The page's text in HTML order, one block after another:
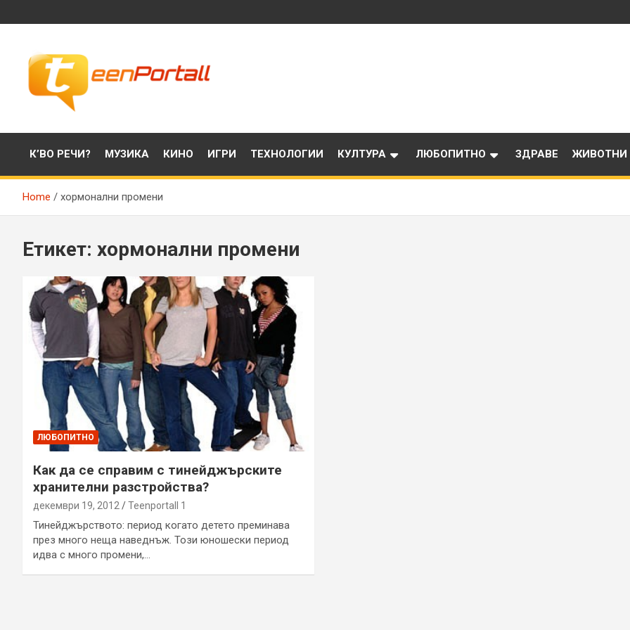
to
TeenPortall
К’ВО РЕЧИ? МУЗИКА КИНО ИГРИ ТЕХНОЛОГИИ КУЛТУРА ЛЮБОПИТНО ЗДРАВЕ ЖИВОТНИ
Home хормонални промени
Етикет: хормонални промени
ЛЮБОПИТНО
Как да се справим с тинейджърските
хранителни разстройства?
декември 19, 2012 Teenportall 1
Тинейджърството: период когато детето преминава
през много неща наведнъж. Този юношески период
идва с много промени,…